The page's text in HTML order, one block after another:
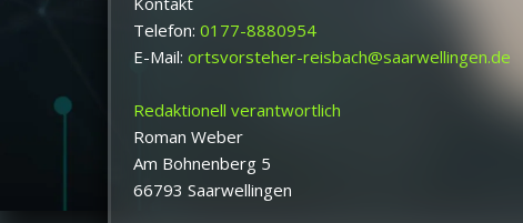
Telefon: 0177-8880954
E-Mail: ortsvorsteher-reisbach@saarwellingen.de
Redaktionell verantwortlich
Roman Weber
Am Bohnenberg 5
66793 Saarwellingen